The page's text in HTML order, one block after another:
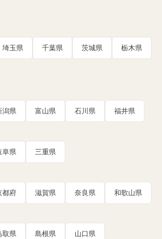
埼玉県 千葉県 茨城県 栃木県
潟県 富山県 石川県 福井県
阜県 三重県
都府 滋賀県 奈良県 和歌山県
取県 島根県 山口県